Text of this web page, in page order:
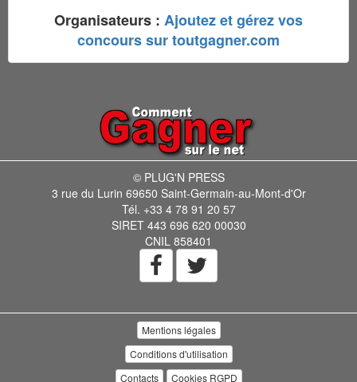
Organisateurs : Ajoutez et gérez vos
concours sur toutgagner.com
© PLUG'N PRESS
3 rue du Lurin 69650 Saint-Germain-au-Mont-d'Or
Tél. +33 4 78 91 20 57
SIRET 443 696 620 00030
CNIL 858401
Mentions légales
Conditions d'utilisation
Contacts
Cookies RGPD